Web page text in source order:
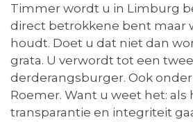
Timmer wordt u in Limburg
direct betrokkene bent maar
houdt. Doet u dat niet dan
grata. U verwordt tot een
derderangsburger. Ook
Roemer. Want u weet het: als
transparantie en integriteit